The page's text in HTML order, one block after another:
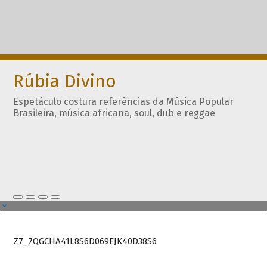
Rúbia Divino
Espetáculo costura referências da Música Popular
Brasileira, música africana, soul, dub e reggae
Z7_7QGCHA41L8S6D069EJK40D38S6